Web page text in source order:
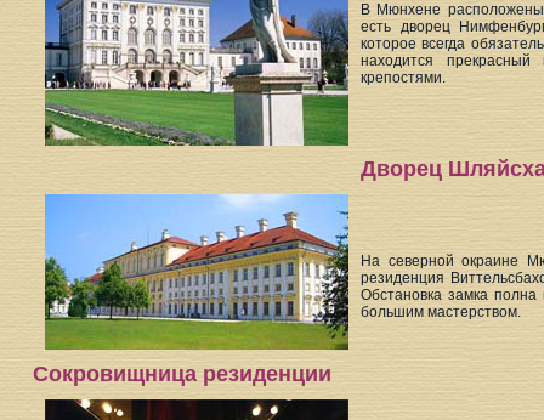
В Мюнхене
есть дворец
которое всегда
находится
крепостями.
Дворец
На северной окраине
резиденция
Обстановка замка
большим мастерством.
Сокровищница резиденции